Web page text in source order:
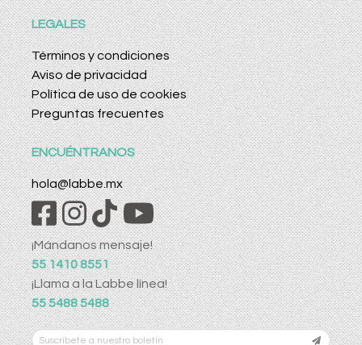
LEGALES
Términos y condiciones
Aviso de privacidad
Política de uso de cookies
Preguntas frecuentes
ENCUÉNTRANOS
hola@labbe.mx
¡Mándanos mensaje!
55 1410 8551
¡Llama a la Labbe línea!
55 5488 5488